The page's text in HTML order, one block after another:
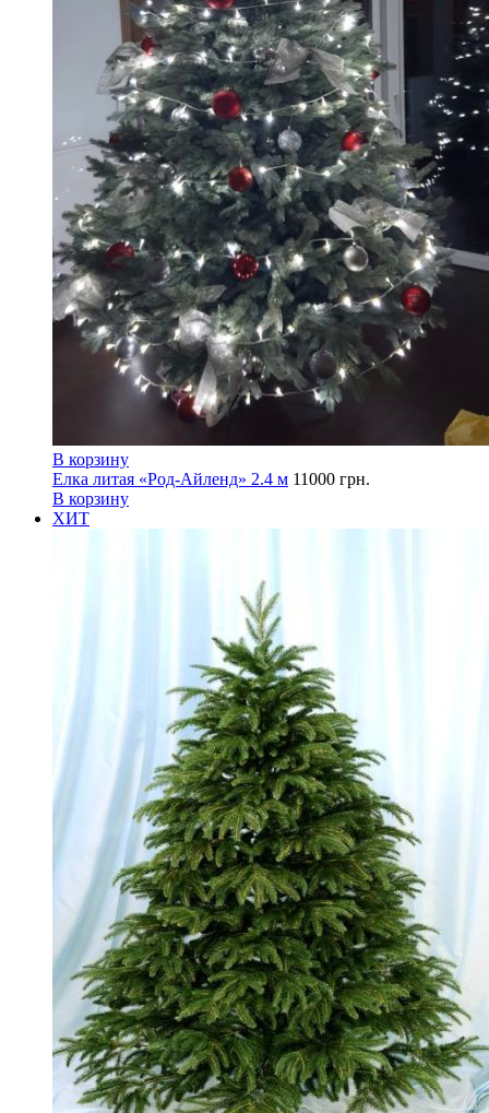
В корзину
Елка литая «Род-Айленд» 2.4 м 11000 грн.
В корзину
ХИТ